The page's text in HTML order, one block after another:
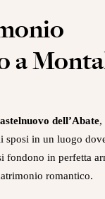
a
dell’Abate,
sposi in un luogo
fondono in perfetta
romantico.